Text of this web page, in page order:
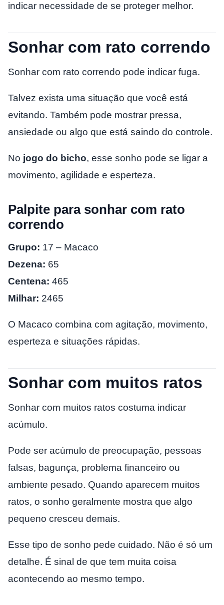
indicar necessidade de se proteger melhor.
Sonhar com rato correndo
Sonhar com rato correndo pode indicar fuga.
Talvez exista uma situação que você está
evitando. Também pode mostrar pressa,
ansiedade ou algo que está saindo do controle.
No jogo do bicho, esse sonho pode se ligar a
movimento, agilidade e esperteza.
Palpite para sonhar com rato
correndo
Grupo: 17 – Macaco
Dezena: 65
Centena: 465
Milhar: 2465
O Macaco combina com agitação, movimento,
esperteza e situações rápidas.
Sonhar com muitos ratos
Sonhar com muitos ratos costuma indicar
acúmulo.
Pode ser acúmulo de preocupação, pessoas
falsas, bagunça, problema financeiro ou
ambiente pesado. Quando aparecem muitos
ratos, o sonho geralmente mostra que algo
pequeno cresceu demais.
Esse tipo de sonho pede cuidado. Não é só um
detalhe. É sinal de que tem muita coisa
acontecendo ao mesmo tempo.